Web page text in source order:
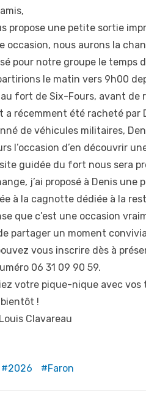
propose une petite sortie
occasion, nous aurons la
pour notre groupe le temps
le matin vers 9h00
au fort de Six-Fours, avant
a récemment été racheté par
de véhicules militaires,
l’occasion d’en découvrir
guidée du fort nous sera
j’ai proposé à Denis
à la cagnotte dédiée à la
que c’est une occasion
partager un moment
vous inscrire dès à
06 31 09 90 59.
votre pique-nique avec vos
!
Clavareau
2026 Faron